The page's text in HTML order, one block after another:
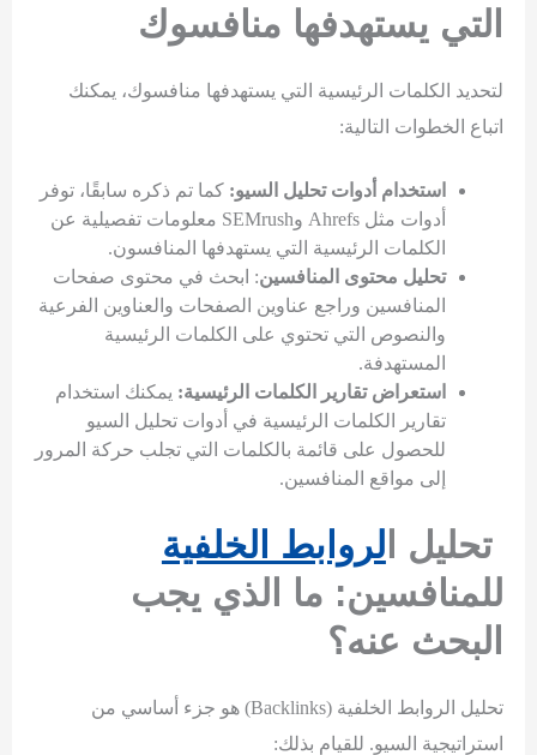
التي يستهدفها منافسوك
لتحديد الكلمات الرئيسية التي يستهدفها منافسوك، يمكنك
اتباع الخطوات التالية:
استخدام أدوات تحليل السيو: كما تم ذكره سابقًا، توفر
أدوات مثل Ahrefs وSEMrush معلومات تفصيلية عن
الكلمات الرئيسية التي يستهدفها المنافسون.
تحليل محتوى المنافسين: ابحث في محتوى صفحات
المنافسين وراجع عناوين الصفحات والعناوين الفرعية
والنصوص التي تحتوي على الكلمات الرئيسية
المستهدفة.
استعراض تقارير الكلمات الرئيسية: يمكنك استخدام
تقارير الكلمات الرئيسية في أدوات تحليل السيو
للحصول على قائمة بالكلمات التي تجلب حركة المرور
إلى مواقع المنافسين.
تحليل ا لروابط الخلفية
للمنافسين: ما الذي يجب
البحث عنه؟
تحليل الروابط الخلفية (Backlinks) هو جزء أساسي من
استراتيجية السيو. للقيام بذلك: